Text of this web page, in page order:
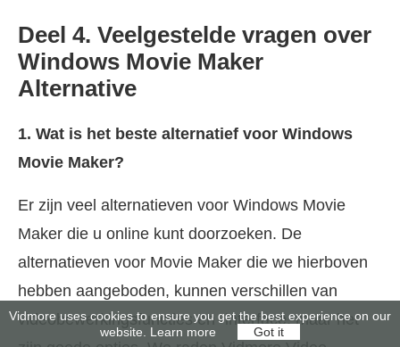
Deel 4. Veelgestelde vragen over
Windows Movie Maker
Alternative
1. Wat is het beste alternatief voor Windows
Movie Maker?
Er zijn veel alternatieven voor Windows Movie
Maker die u online kunt doorzoeken. De
alternatieven voor Movie Maker die we hierboven
hebben aangeboden, kunnen verschillen van
videobewerkingsfuncties en -interface, maar het
Vidmore uses cookies to ensure you get the best experience on our
website. Learn more Got it